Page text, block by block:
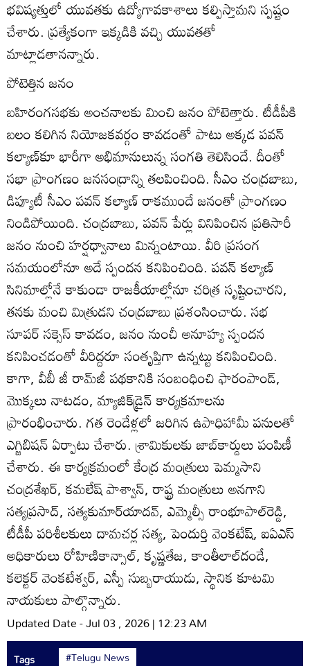
భవిష్యత్తులో యువతకు ఉద్యోగావకాశాలు కల్పిస్తామని స్పష్టం
చేశారు. ప్రత్యేకంగా ఇక్కడికి వచ్చి యువతతో
మాట్లాడతానన్నారు.
పోటెత్తిన జనం
బహిరంగసభకు అంచనాలకు మించి జనం పోటెత్తారు. టీడీపీకి
బలం కలిగిన నియోజకవర్గం కావడంతో పాటు అక్కడ పవన్‌
కల్యాణ్‌కూ భారీగా అభిమానులున్న సంగతి తెలిసిందే. దీంతో
సభా ప్రాంగణం జనసంద్రాన్ని తలపించింది. సీఎం చంద్రబాబు,
డిప్యూటీ సీఎం పవన్‌ కల్యాణ్‌ రాకముందే జనంతో ప్రాంగణం
నిండిపోయింది. చంద్రబాబు, పవన్‌ పేర్లు వినిపించిన ప్రతిసారీ
జనం నుంచి హర్షధ్వానాలు మిన్నంటాయి. వీరి ప్రసంగ
సమయంలోనూ అదే స్పందన కనిపించింది. పవన్‌ కల్యాణ్‌
సినిమాల్లోనే కాకుండా రాజకీయాల్లోనూ చరిత్ర సృష్టించారని,
తనకు మంచి మిత్రుడని చంద్రబాబు ప్రశంసించారు. సభ
సూపర్‌ సక్సెస్‌ కావడం, జనం నుంచీ అనూహ్య స్పందన
కనిపించడంతో వీరిద్దరూ సంతృప్తిగా ఉన్నట్టు కనిపించింది.
కాగా, వీబీ జీ రామ్‌జీ పథకానికి సంబంధించి ఫారంపాండ్‌,
మొక్కలు నాటడం, మ్యాజిక్‌డ్రైన్‌ కార్యక్రమాలను
ప్రారంభించారు. గత రెండేళ్లలో జరిగిన ఉపాధిహామీ పనులతో
ఎగ్జిబిషన్‌ ఏర్పాటు చేశారు. శ్రామికులకు జాబ్‌కార్డులు పంపిణీ
చేశారు. ఈ కార్యక్రమంలో కేంద్ర మంత్రులు పెమ్మసాని
చంద్రశేఖర్‌, కమలేష్‌ పాశ్వాన్‌, రాష్ట్ర మంత్రులు అనగాని
సత్యప్రసాద్‌, సత్యకుమార్‌యాదవ్‌, ఎమ్మెల్సీ రాంభూపాల్‌రెడ్డి,
టీడీపీ పరిశీలకులు దామచర్ల సత్య, పెందుర్తి వెంకటేష్‌, ఐఏఎస్‌
అధికారులు రోహిణికాన్సాల్‌, కృష్ణతేజ, కాంతీలాల్‌దండే,
కలెక్టర్‌ వెంకటేశ్వర్‌, ఎస్పీ సుబ్బరాయుడు, స్థానిక కూటమి
నాయకులు పాల్గొన్నారు.
Updated Date - Jul 03 , 2026 | 12:23 AM
Tags #Telugu News